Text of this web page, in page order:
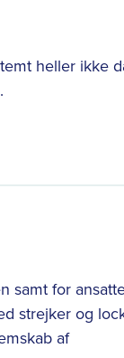
heller ikke
samt for
strejker og
af